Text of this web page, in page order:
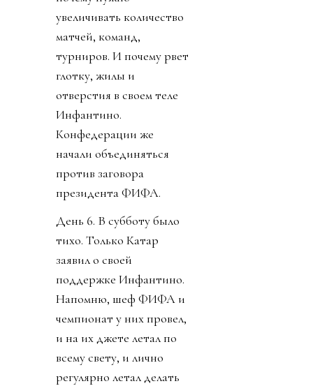
увеличивать количество
матчей, команд,
турниров. И почему рвет
глотку, жилы и
отверстия в своем теле
Инфантино.
Конфедерации же
начали объединяться
против заговора
президента ФИФА.
День 6. В субботу было
тихо. Только Катар
заявил о своей
поддержке Инфантино.
Напомню, шеф ФИФА и
чемпионат у них провел,
и на их джете летал по
всему свету, и лично
регулярно летал делать